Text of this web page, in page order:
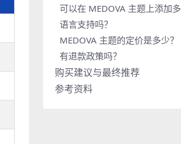
可以在 MEDOVA 主题上添加多
语言支持吗？
MEDOVA 主题的定价是多少？
有退款政策吗？
购买建议与最终推荐
参考资料